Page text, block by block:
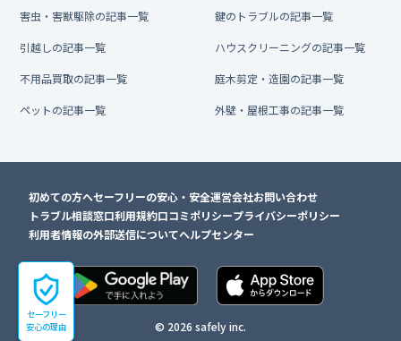
セーフリー
安心の理由
害虫・害獣駆除の記事一覧 鍵のトラブルの記事一覧
引越しの記事一覧 ハウスクリーニングの記事一覧
不用品買取の記事一覧 庭木剪定・造園の記事一覧
ペットの記事一覧 外壁・屋根工事の記事一覧
初めての方へセーフリーの安心・安全運営会社お問い合わせ
トラブル相談窓口利用規約口コミポリシープライバシーポリシー
利用者情報の外部送信についてヘルプセンター
© 2026 safely inc.